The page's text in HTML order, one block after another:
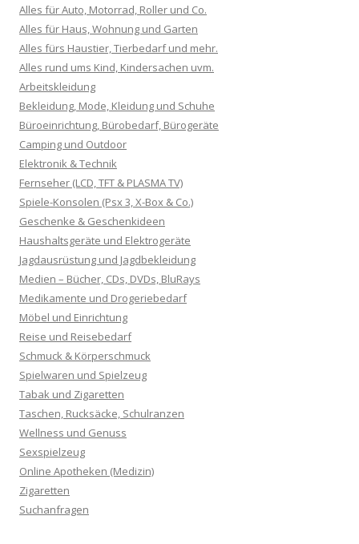
Alles für Auto, Motorrad, Roller und Co.
Alles für Haus, Wohnung und Garten
Alles fürs Haustier, Tierbedarf und mehr.
Alles rund ums Kind, Kindersachen uvm.
Arbeitskleidung
Bekleidung, Mode, Kleidung und Schuhe
Büroeinrichtung, Bürobedarf, Bürogeräte
Camping und Outdoor
Elektronik & Technik
Fernseher (LCD, TFT & PLASMA TV)
Spiele-Konsolen (Psx 3, X-Box & Co.)
Geschenke & Geschenkideen
Haushaltsgeräte und Elektrogeräte
Jagdausrüstung und Jagdbekleidung
Medien – Bücher, CDs, DVDs, BluRays
Medikamente und Drogeriebedarf
Möbel und Einrichtung
Reise und Reisebedarf
Schmuck & Körperschmuck
Spielwaren und Spielzeug
Tabak und Zigaretten
Taschen, Rucksäcke, Schulranzen
Wellness und Genuss
Sexspielzeug
Online Apotheken (Medizin)
Zigaretten
Suchanfragen